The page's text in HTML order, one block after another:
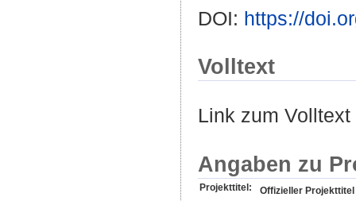
DOI: https://
Volltext
Link zum
Angaben zu
Projekttitel:
Offizieller Projekttitel